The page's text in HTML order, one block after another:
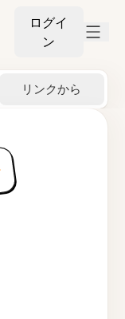
ログイ
ン
リンクから